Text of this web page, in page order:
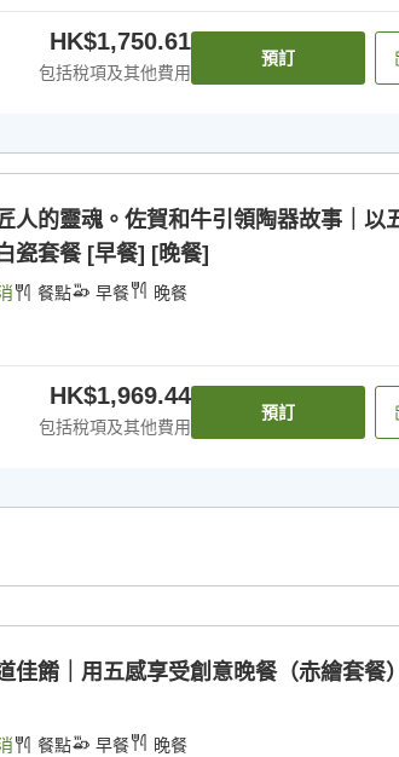
HK$1,750.61
包括稅項及其他費用
預訂
人的靈魂。佐賀和牛引領陶器故事｜以
瓷套餐 [早餐] [晚餐]
餐點 早餐 晚餐
HK$1,969.44
包括稅項及其他費用
預訂
佳餚｜用五感享受創意晚餐（赤繪套餐）
餐點 早餐 晚餐